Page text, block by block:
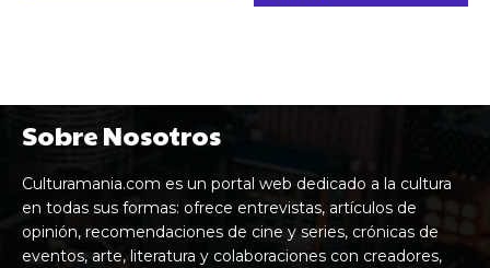
Sobre Nosotros
Culturamania.com es un portal web dedicado a la cultura
en todas sus formas: ofrece entrevistas, artículos de
opinión, recomendaciones de cine y series, crónicas de
eventos, arte, literatura y colaboraciones con creadores,